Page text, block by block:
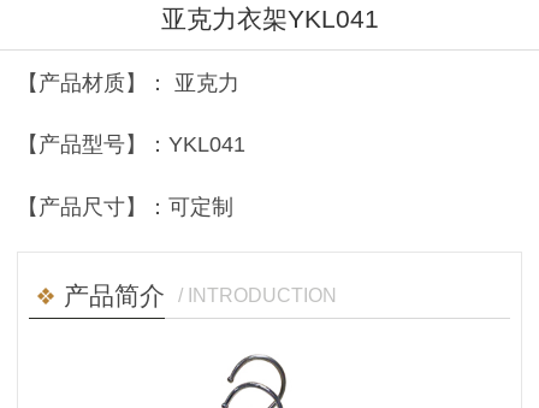
亚克力衣架YKL041
【产品材质】： 亚克力
【产品型号】：YKL041
【产品尺寸】：可定制
产品简介 / INTRODUCTION